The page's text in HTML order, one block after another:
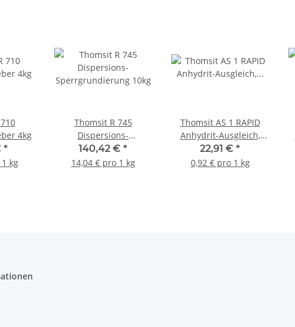
4kg
*
kg
Thomsit R 745
Dispersions-
Sperrgrundierung 10kg
140,42 € *
14,04 € pro 1 kg
Thomsit AS 1 RAPID
Anhydrit-Ausgleich,
Bodenausgleichsmasse
25kg
22,91 € *
0,92 € pro 1 kg